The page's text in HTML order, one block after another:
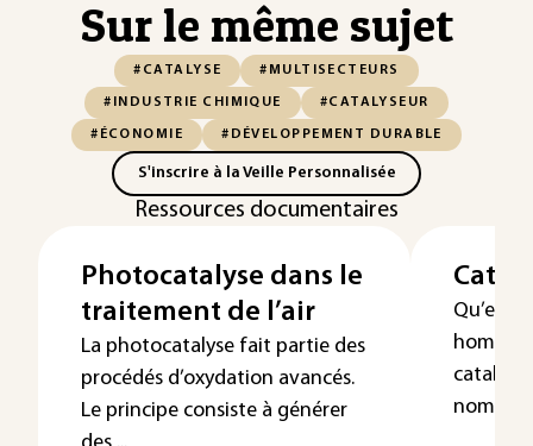
Sur le même sujet
#CATALYSE #MULTISECTEURS
#INDUSTRIE CHIMIQUE #CATALYSEUR
#ÉCONOMIE #DÉVELOPPEMENT DURABLE
S'inscrire à la Veille Personnalisée
Ressources documentaires
Photocatalyse dans le
traitement de l’air
La photocatalyse fait partie des
procédés d’oxydation avancés.
Le principe consiste à générer
Qu’elle